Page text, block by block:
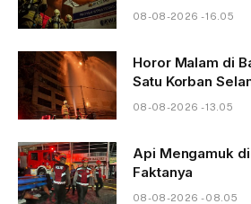
08-08-2026 - 16.05
Horor Malam di
Satu Korban
08-08-2026 - 13.05
Api Mengamuk
Faktanya
08-08-2026 - 08.05